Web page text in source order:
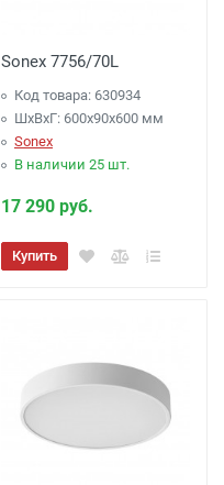
Sonex 7756/70L
Код товара: 630934
ШхВхГ: 600x90x600 мм
Sonex
В наличии 25 шт.
17 290 руб.
Купить